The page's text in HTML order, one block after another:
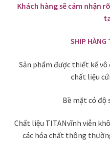
Khách hàng sẽ cảm nhận
SHIP HÀNG
Sản phẩm được thiết kế
chất liệu
Bề mặt có độ
Chất liệu TITANvĩnh viễn
các hóa chất thông